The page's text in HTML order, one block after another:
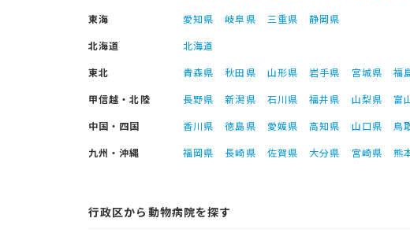
東海
愛知県 岐阜県 三重県
静岡県
北海道
北海道
東北
青森県 秋田県 山形県 岩手県 宮城県
福
甲信越・北陸
長野県 新潟県 石川県 福井県 山梨県
富
中国・四国
香川県 徳島県 愛媛県 高知県 山口県 鳥
九州・沖縄
福岡県 長崎県 佐賀県 大分県 宮崎県 熊
行政区から動物病院を探す